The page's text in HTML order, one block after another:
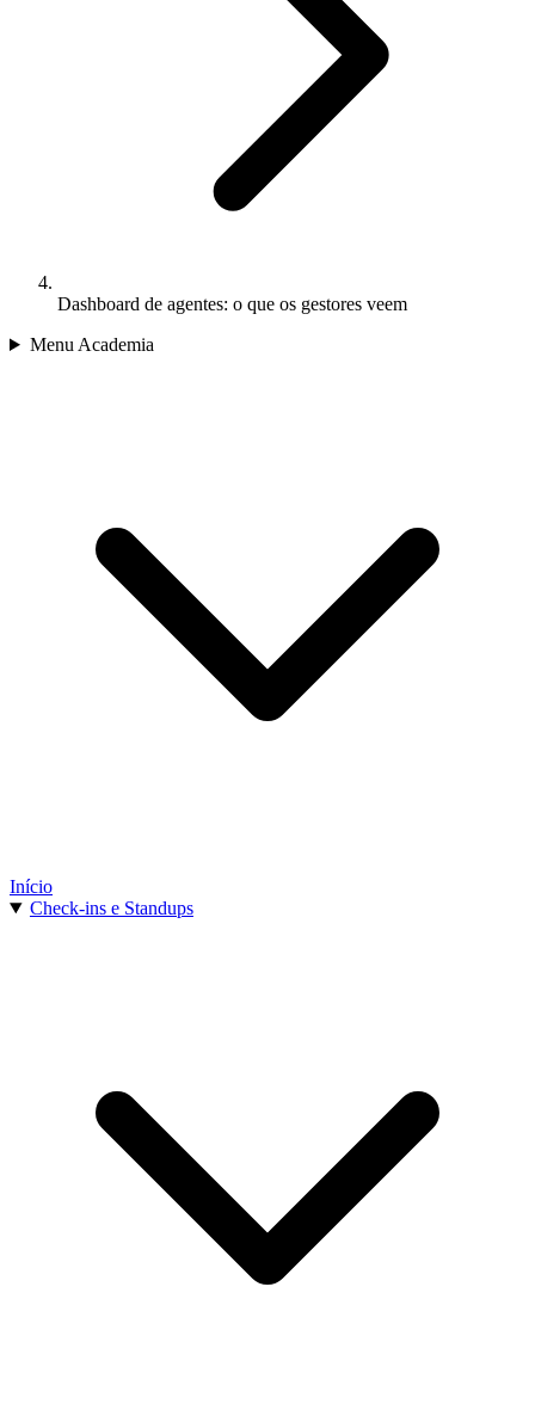
Dashboard de agentes: o que os gestores veem
Menu Academia
Início
Check-ins e Standups